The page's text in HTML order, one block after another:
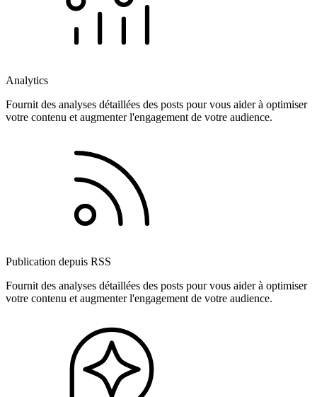
Analytics
Fournit des analyses détaillées des posts pour vous aider à optimiser
votre contenu et augmenter l'engagement de votre audience.
Publication depuis RSS
Fournit des analyses détaillées des posts pour vous aider à optimiser
votre contenu et augmenter l'engagement de votre audience.